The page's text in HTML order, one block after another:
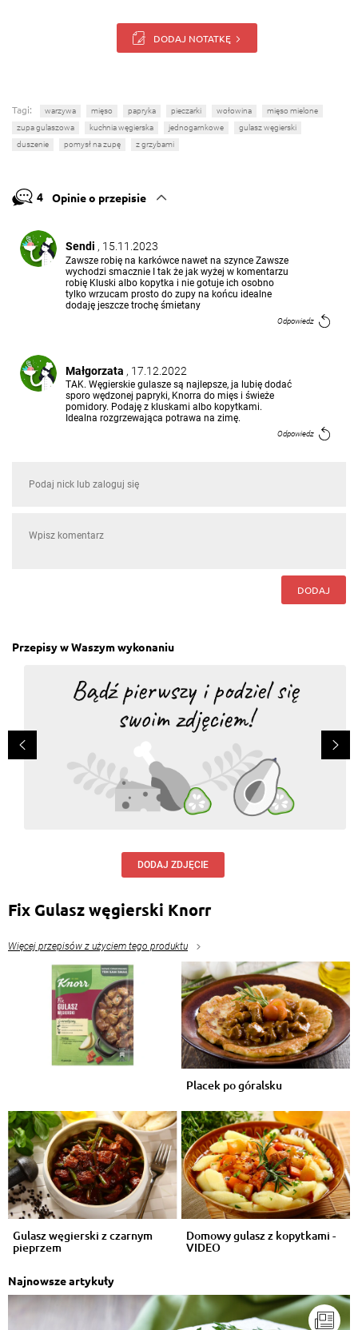
DODAJ NOTATKĘ
Tagi: warzywa mięso papryka pieczarki wołowina
mięso mielone
zupa gulaszowa
kuchnia węgierska jednogarnkowe
gulasz węgierski
duszenie
pomysł na zupę z grzybami
4 Opinie o przepisie
Sendi , 15.11.2023
Zawsze robię na karkówce nawet na szynce Zawsze
wychodzi smacznie I tak że jak wyżej w komentarzu
robię Kluski albo kopytka i nie gotuje ich osobno
tylko wrzucam prosto do zupy na końcu idealne
dodaję jeszcze trochę śmietany
Odpowiedz
Małgorzata , 17.12.2022
TAK. Węgierskie gulasze są najlepsze, ja lubię dodać
sporo wędzonej papryki, Knorra do mięs i świeże
pomidory. Podaję z kluskami albo kopytkami.
Idealna rozgrzewająca potrawa na zimę.
Odpowiedz
bedujin shiro, 02.01.2021
Odpowiedzi (1)
DODAJ
Przepisy w Waszym wykonaniu
DODAJ ZDJĘCIE
Fix Gulasz węgierski Knorr
Więcej przepisów z użyciem tego produktu
Placek po góralsku
Gulasz węgierski z czarnym
pieprzem
Domowy gulasz z kopytkami -
VIDEO
Najnowsze artykuły